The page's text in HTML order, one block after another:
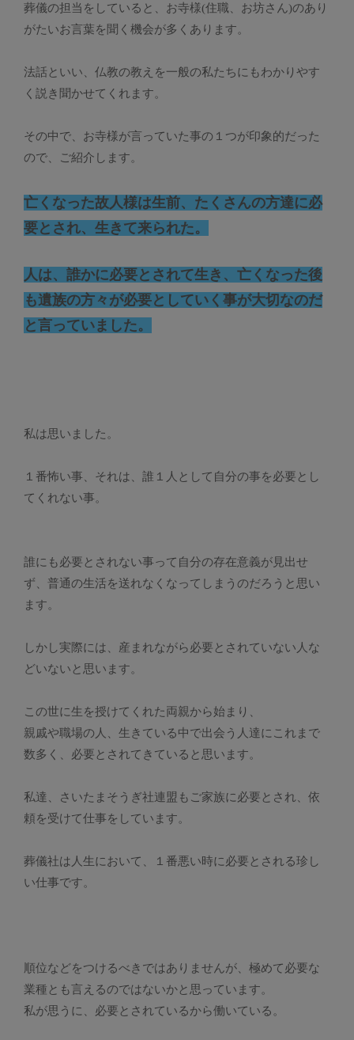
葬儀の担当をしていると、お寺様(住職、お坊さん)のあり
がたいお言葉を聞く機会が多くあります。
法話といい、仏教の教えを一般の私たちにもわかりやす
く説き聞かせてくれます。
その中で、お寺様が言っていた事の１つが印象的だった
ので、ご紹介します。
亡くなった故人様は生前、たくさんの方達に必
要とされ、生きて来られた。
人は、誰かに必要とされて生き、亡くなった後
も遺族の方々が必要としていく事が大切なのだ
と言っていました。
私は思いました。
１番怖い事、それは、誰１人として自分の事を必要とし
てくれない事。
誰にも必要とされない事って自分の存在意義が見出せ
ず、普通の生活を送れなくなってしまうのだろうと思い
ます。
しかし実際には、産まれながら必要とされていない人な
どいないと思います。
この世に生を授けてくれた両親から始まり、
親戚や職場の人、生きている中で出会う人達にこれまで
数多く、必要とされてきていると思います。
私達、さいたまそうぎ社連盟もご家族に必要とされ、依
頼を受けて仕事をしています。
葬儀社は人生において、１番悪い時に必要とされる珍し
い仕事です。
順位などをつけるべきではありませんが、極めて必要な
業種とも言えるのではないかと思っています。
私が思うに、必要とされているから働いている。